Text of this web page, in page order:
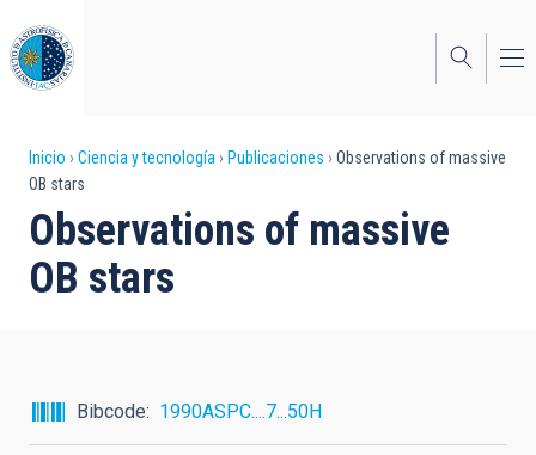
al
contenido
principal
Sobrescribir
enlaces
de
ayuda
navegación
Inicio Ciencia y tecnología Publicaciones
Observations of massive
OB stars
Observations of massive
OB stars
Bibcode 1990ASPC....7...50H